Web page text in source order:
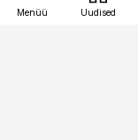
Menüü Uudised